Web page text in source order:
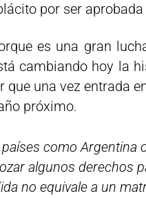
por ser aprobada
es una gran
cambiando hoy la
que una vez entrada
próximo.
como Argentina
algunos derechos
no equivale a un